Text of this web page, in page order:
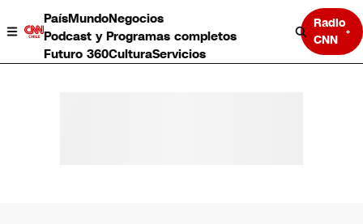
PaísMundoNegocios
Podcast y Programas completos
Futuro 360CulturaServicios
Radio
CNN